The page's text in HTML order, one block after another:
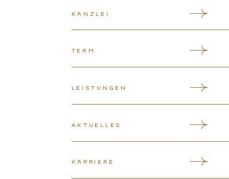
Kanzlei
Team
Leistungen
Aktuelles
Karriere